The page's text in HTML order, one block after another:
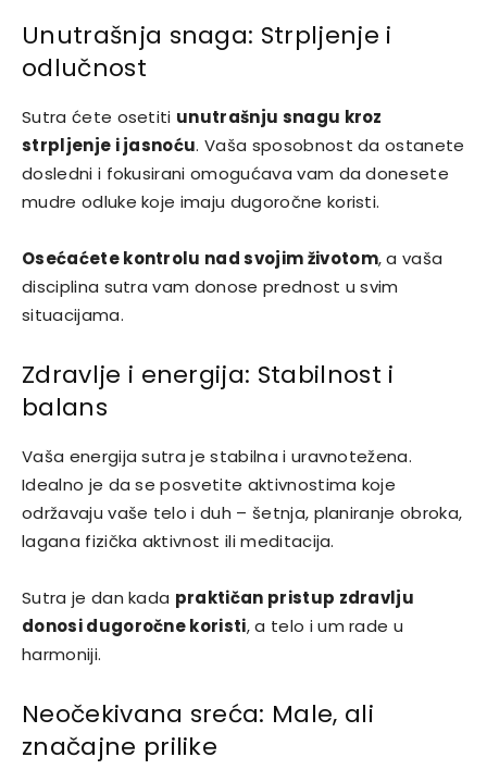
Unutrašnja snaga: Strpljenje i
odlučnost
Sutra ćete osetiti unutrašnju snagu kroz
strpljenje i jasnoću. Vaša sposobnost da ostanete
dosledni i fokusirani omogućava vam da donesete
mudre odluke koje imaju dugoročne koristi.
Osećaćete kontrolu nad svojim životom, a vaša
disciplina sutra vam donose prednost u svim
situacijama.
Zdravlje i energija: Stabilnost i
balans
Vaša energija sutra je stabilna i uravnotežena.
Idealno je da se posvetite aktivnostima koje
održavaju vaše telo i duh – šetnja, planiranje obroka,
lagana fizička aktivnost ili meditacija.
Sutra je dan kada praktičan pristup zdravlju
donosi dugoročne koristi, a telo i um rade u
harmoniji.
Neočekivana sreća: Male, ali
značajne prilike